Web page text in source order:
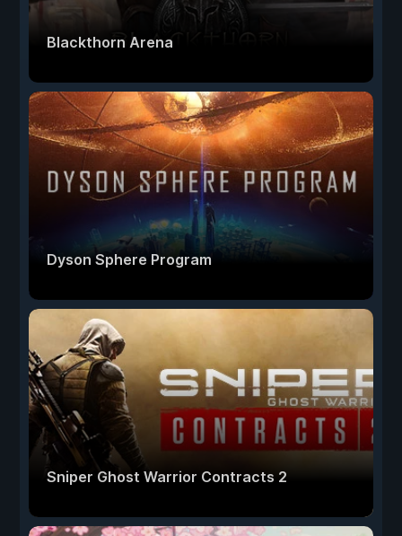
Blackthorn Arena
Dyson Sphere Program
Sniper Ghost Warrior Contracts 2